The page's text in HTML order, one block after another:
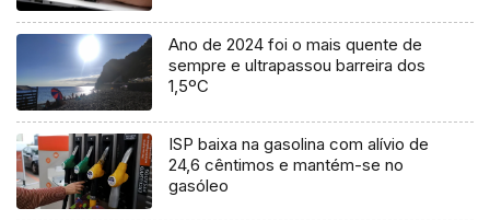
Ano de 2024 foi o mais quente de
sempre e ultrapassou barreira dos
1,5ºC
ISP baixa na gasolina com alívio de
24,6 cêntimos e mantém-se no
gasóleo